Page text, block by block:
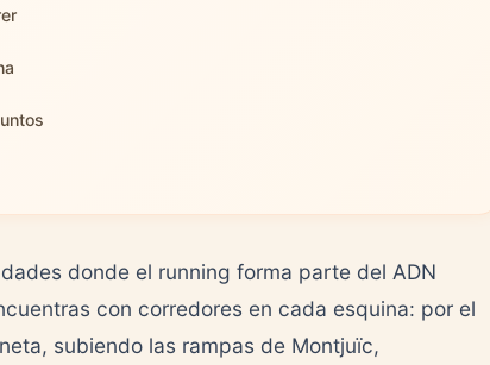
donde el running forma parte del ADN
con corredores en cada esquina: por el
subiendo las rampas de Montjuïc,